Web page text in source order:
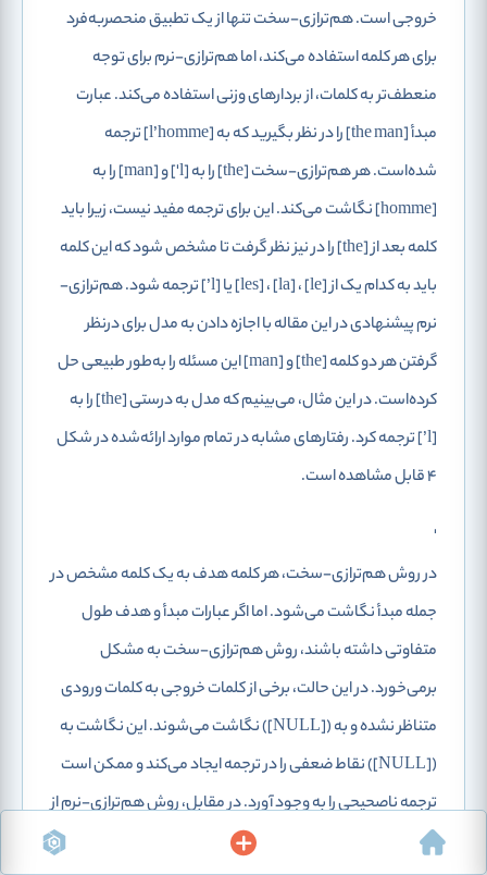
خروجی است. هم‌ترازی-سخت تنها از یک تطبیق منحصربه‌فرد
برای هر کلمه استفاده می‌کند، اما هم‌ترازی-نرم برای توجه
منعطف‌تر به کلمات، از بردارهای وزنی استفاده می‌کند. عبارت
مبدأ [the man] را در نظر بگیرید که به [l’homme] ترجمه
شده‌است. هر هم‌ترازی-سخت [the] را به [l'] و [man] را به
[homme] نگاشت می‌کند. این برای ترجمه مفید نیست، زیرا باید
کلمه بعد از [the] را در نیز نظر گرفت تا مشخص شود که این کلمه
باید به کدام یک از [le] ، [la] ، [les] یا [l’] ترجمه شود. هم‌ترازی-
نرم پیشنهادی در این مقاله با اجازه دادن به مدل برای درنظر
گرفتن هر دو کلمه [the] و [man] این مسئله را به‌طور طبیعی حل
کرده‌است. در این مثال، می‌بینیم که مدل به درستی [the] را به
[l’] ترجمه کرد. رفتارهای مشابه در تمام موارد ارائه‌شده در شکل
4 قابل مشاهده است.
'
در روش هم‌ترازی-سخت، هر کلمه هدف به یک کلمه مشخص در
جمله مبدأ نگاشت می‌شود. اما اگر عبارات مبدأ و هدف طول
متفاوتی داشته باشند، روش هم‌ترازی-سخت به مشکل
برمی‌خورد. در این حالت، برخی از کلمات خروجی به کلمات ورودی
متناظر نشده و به ([NULL]) نگاشت می‌شوند. این نگاشت به
([NULL]) نقاط ضعفی را در ترجمه ایجاد می‌کند و ممکن است
ترجمه ناصحیحی را به وجود آورد. در مقابل، روش هم‌ترازی-نرم از
بردارهای وزنی استفاده می‌کند که نشان می‌دهد هرکلمه در